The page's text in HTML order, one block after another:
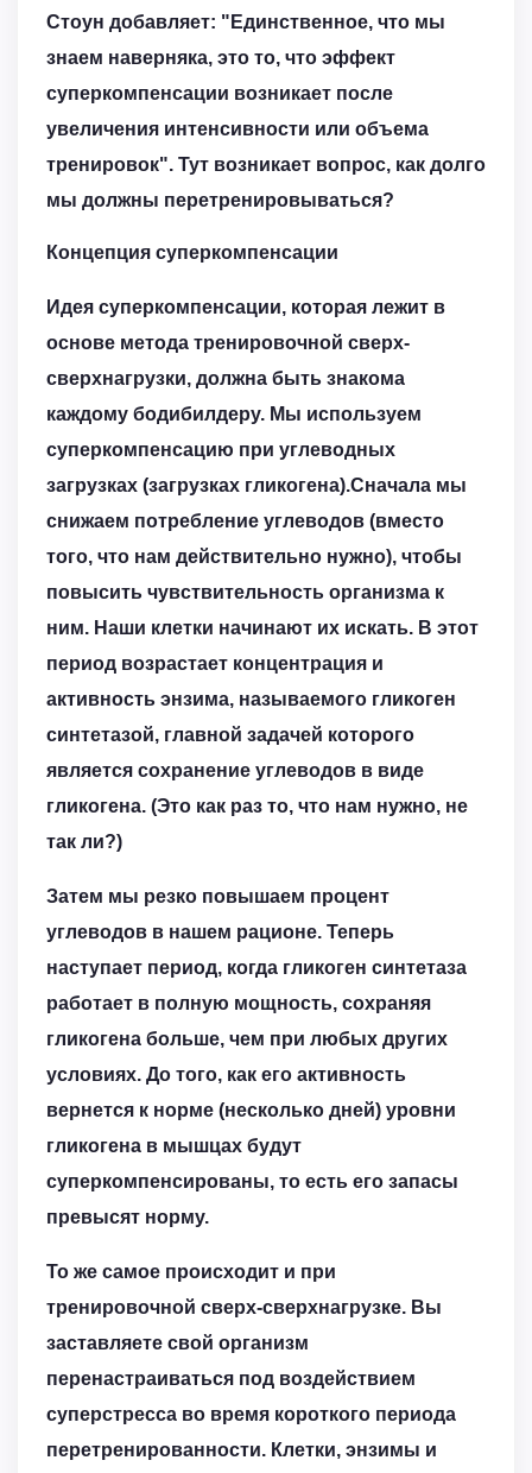
Стоун добавляет: "Единственное, что мы
знаем наверняка, это то, что эффект
суперкомпенсации возникает после
увеличения интенсивности или объема
тренировок". Тут возникает вопрос, как долго
мы должны перетренировываться?
Концепция суперкомпенсации
Идея суперкомпенсации, которая лежит в
основе метода тренировочной сверх-
сверхнагрузки, должна быть знакома
каждому бодибилдеру. Мы используем
суперкомпенсацию при углеводных
загрузках (загрузках гликогена).Сначала мы
снижаем потребление углеводов (вместо
того, что нам действительно нужно), чтобы
повысить чувствительность организма к
ним. Наши клетки начинают их искать. В этот
период возрастает концентрация и
активность энзима, называемого гликоген
синтетазой, главной задачей которого
является сохранение углеводов в виде
гликогена. (Это как раз то, что нам нужно, не
так ли?)
Затем мы резко повышаем процент
углеводов в нашем рационе. Теперь
наступает период, когда гликоген синтетаза
работает в полную мощность, сохраняя
гликогена больше, чем при любых других
условиях. До того, как его активность
вернется к норме (несколько дней) уровни
гликогена в мышцах будут
суперкомпенсированы, то есть его запасы
превысят норму.
То же самое происходит и при
тренировочной сверх-сверхнагрузке. Вы
заставляете свой организм
перенастраиваться под воздействием
суперстресса во время короткого периода
перетренированности. Клетки, энзимы и